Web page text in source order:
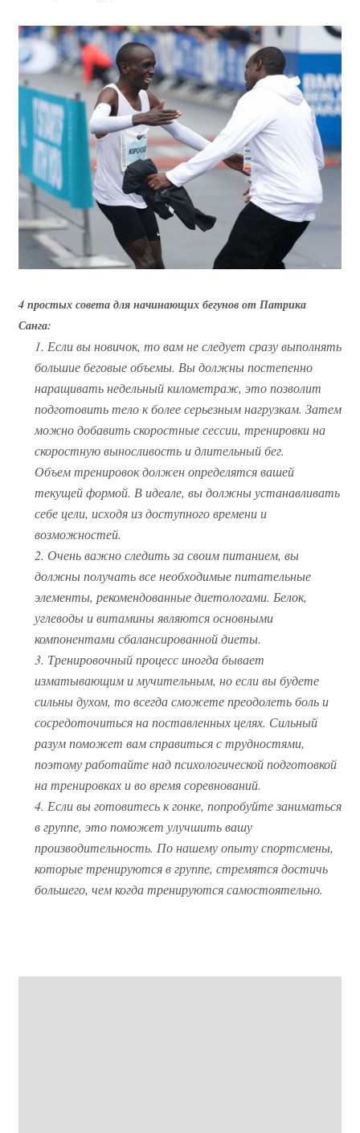
4 простых совета для начинающих бегунов от Патрика
Санга:
1. Если вы новичок, то вам не следует сразу выполнять
большие беговые объемы. Вы должны постепенно
наращивать недельный километраж, это позволит
подготовить тело к более серьезным нагрузкам. Затем
можно добавить скоростные сессии, тренировки на
скоростную выносливость и длительный бег.
Объем тренировок должен определятся вашей
текущей формой. В идеале, вы должны устанавливать
себе цели, исходя из доступного времени и
возможностей.
2. Очень важно следить за своим питанием, вы
должны получать все необходимые питательные
элементы, рекомендованные диетологами. Белок,
углеводы и витамины являются основными
компонентами сбалансированной диеты.
3. Тренировочный процесс иногда бывает
изматывающим и мучительным, но если вы будете
сильны духом, то всегда сможете преодолеть боль и
сосредоточиться на поставленных целях. Сильный
разум поможет вам справиться с трудностями,
поэтому работайте над психологической подготовкой
на тренировках и во время соревнований.
4. Если вы готовитесь к гонке, попробуйте заниматься
в группе, это поможет улучшить вашу
производительность. По нашему опыту спортсмены,
которые тренируются в группе, стремятся достичь
большего, чем когда тренируются самостоятельно.